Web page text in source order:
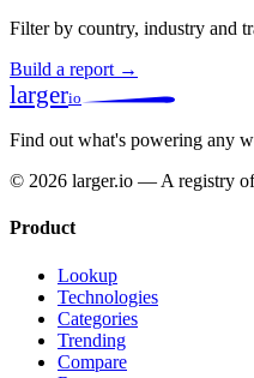
Filter by country, industry and
Build a report →
largerio
Find out what's powering any
© 2026 larger.io — A registry
Product
Lookup
Technologies
Categories
Trending
Compare